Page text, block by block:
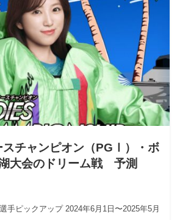
スチャンピオン（PGⅠ）・ボ
大会のドリーム戦 予測
手ピックアップ 2024年6月1日〜2025年5月